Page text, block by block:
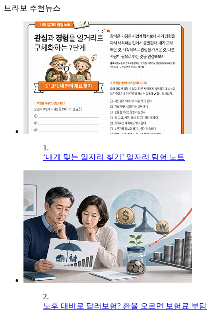
브라보 추천뉴스
1.
‘내게 맞는 일자리 찾기’ 일자리 탐험 노트
2.
노후 대비로 달러보험? 환율 오르면 보험료 부담